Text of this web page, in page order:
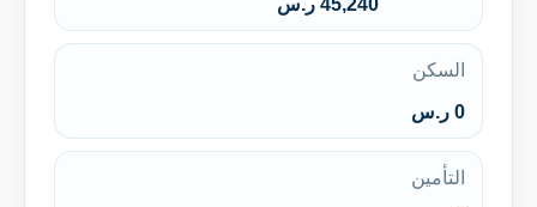
السكن
0 ر.س
التأمين